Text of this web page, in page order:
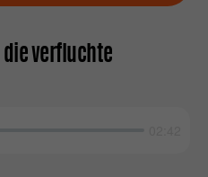
die verfluchte